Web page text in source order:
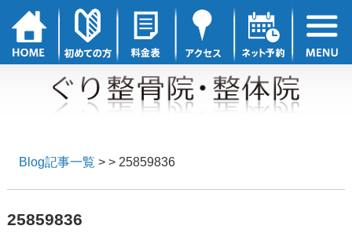
Blog記事一覧 > > 25859836
25859836